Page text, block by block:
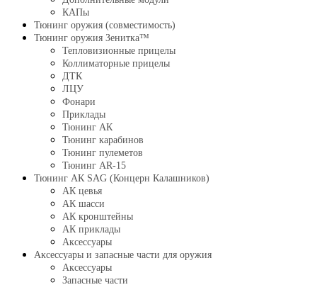
КАПы
Тюнинг оружия (совместимость)
Тюнинг оружия Зенитка™
Тепловизионные прицелы
Коллиматорные прицелы
ДТК
ЛЦУ
Фонари
Приклады
Тюнинг АК
Тюнинг карабинов
Тюнинг пулеметов
Тюнинг AR-15
Тюнинг АК SAG (Концерн Калашников)
АК цевья
АК шасси
АК кронштейны
АК приклады
Аксессуары
Аксессуары и запасные части для оружия
Аксессуары
Запасные части